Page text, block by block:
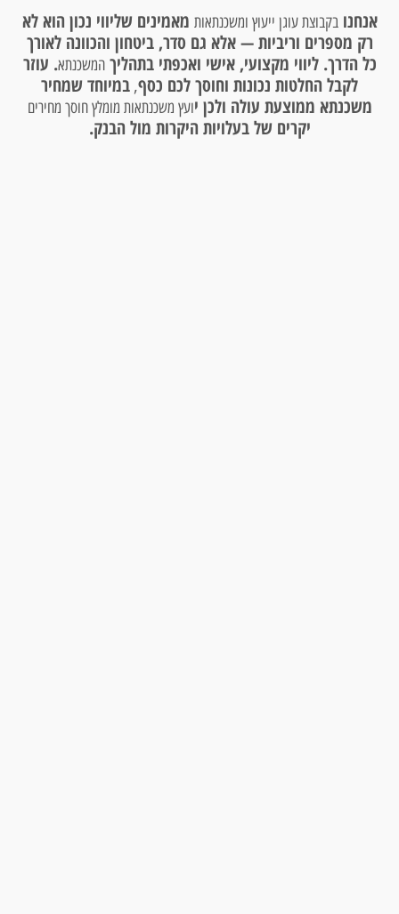
אנחנובקבוצת עוגן ייעוץ ומשכנתאות מאמינים שליווי נכון הוא לא
רק מספרים וריביות — אלא גם סדר, ביטחון והכוונה לאורך
כל הדרך. ליווי מקצועי, אישי ואכפתי בתהליךהמשכנתא. עוזר
לקבל החלטות נכונות וחוסך לכם כסף, במיוחד שמחיר
משכנתא ממוצעת עולה ולכן יועץ משכנתאות מומלץ חוסך מחירים
יקרים של בעלויות היקרות מול הבנק.